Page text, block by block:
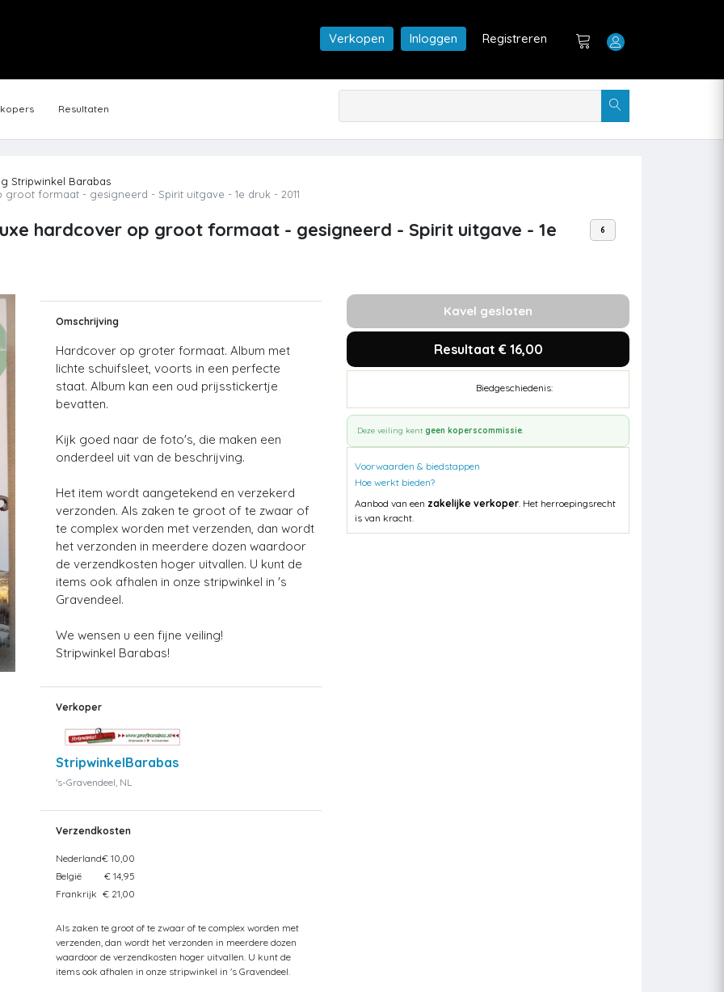
Verkopen Inloggen Registreren
Resultaten
Stripwinkel Barabas
formaat - gesigneerd - Spirit uitgave - 1e druk - 2011
hardcover op groot formaat - gesigneerd - Spirit uitgave - 1e 6
Omschrijving
Hardcover op groter formaat. Album met
lichte schuifsleet, voorts in een perfecte
staat. Album kan een oud prijsstickertje
bevatten.
Kijk goed naar de foto's, die maken een
onderdeel uit van de beschrijving.
Het item wordt aangetekend en verzekerd
verzonden. Als zaken te groot of te zwaar of
te complex worden met verzenden, dan wordt
het verzonden in meerdere dozen waardoor
de verzendkosten hoger uitvallen. U kunt de
items ook afhalen in onze stripwinkel in 's
Gravendeel.
We wensen u een fijne veiling!
Stripwinkel Barabas!
Verkoper
StripwinkelBarabas
's-Gravendeel, NL
Verzendkosten
Nederland€ 10,00
België
€ 14,95
Frankrijk € 21,00
Als zaken te groot of te zwaar of te complex worden met
verzenden, dan wordt het verzonden in meerdere dozen
waardoor de verzendkosten hoger uitvallen. U kunt de
items ook afhalen in onze stripwinkel in 's Gravendeel.
Kavel gesloten
Resultaat € 16,00
Biedgeschiedenis:
Deze veiling kent geen koperscommissie.
Voorwaarden & biedstappen
Hoe werkt bieden?
Aanbod van een zakelijke verkoper. Het herroepingsrecht
is van kracht.